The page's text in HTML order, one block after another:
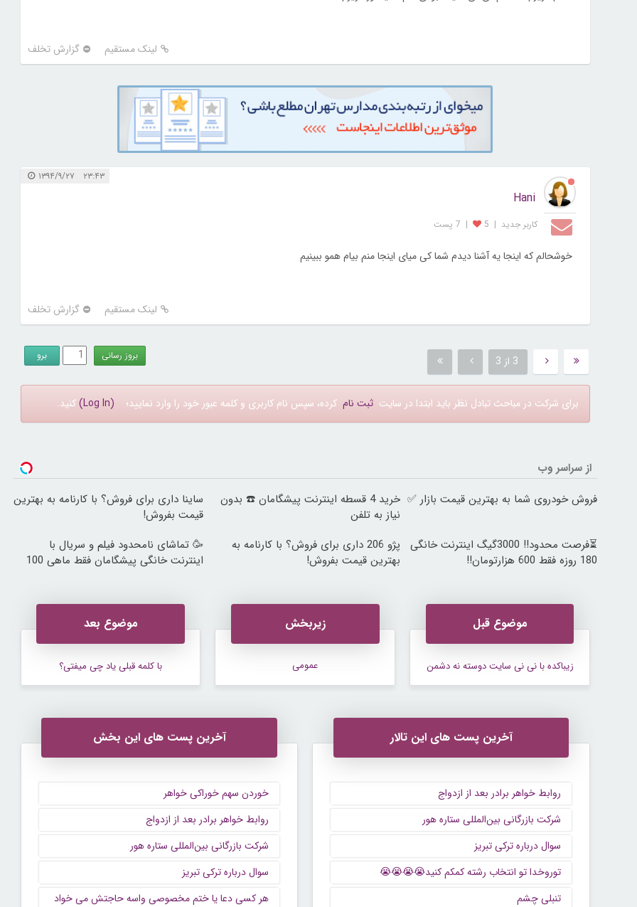
لینک مستقیم گزارش تخلف
۲۳:۴۳ ۱۳۹۴/۹/۲۷
Hani
کاربر جديد |
5
| 7 پست
خوشحالم که اینجا یه آشنا دیدم شما کی میای اینجا منم بیام همو ببینیم
لینک مستقیم گزارش تخلف
3 از 3
برای شرکت در مباحث تبادل نظر باید ابتدا در سایت ثبت نام کرده، سپس نام کاربری و کلمه عبور خود را وارد نمایید؛ (Log In) کنید.
از سراسر وب
فروش خودروی شما به بهترین قیمت بازار ✅
خرید 4 قسطه اینترنت پیشگامان ☎️ بدون
نیاز به تلفن
ساینا داری برای فروش؟ با کارنامه به بهترین
قیمت بفروش!
⏳فرصت محدود!! 3000گیگ اینترنت خانگی
180 روزه فقط 600 هزارتومان!!
پژو 206 داری برای فروش؟ با کارنامه به
بهترین قیمت بفروش!
🥳 تماشای نامحدود فیلم و سریال با
اینترنت خانگی پیشگامان فقط ماهی 100
موضوع قبل
زیباکده با نی نی سایت دوسته نه دشمن
زیربخش
عمومی
موضوع بعد
با کلمه قبلی‌ یاد چی‌ میفتی؟
آخرین پست های این تالار
روابط خواهر برادر بعد از ازدواج
شرکت بازرگانی بین‌المللی ستاره هور
سوال درباره ترکی تبریز
توروخدا تو انتخاب رشته کمکم کنید😭😭😭😭
تنبلی چشم
آخرین پست های این بخش
خوردن سهم خوراکی خواهر
روابط خواهر برادر بعد از ازدواج
شرکت بازرگانی بین‌المللی ستاره هور
سوال درباره ترکی تبریز
هر کسی دعا یا ختم مخصوصی واسه حاجتش می خواد